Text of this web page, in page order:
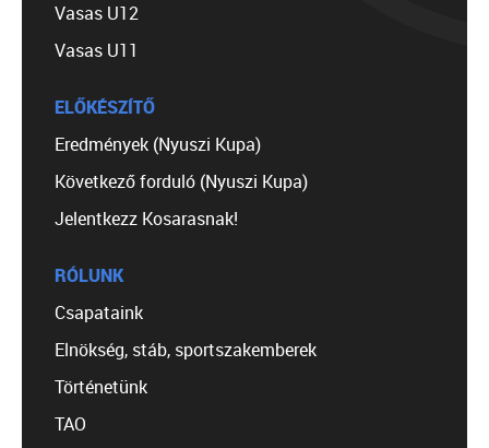
Vasas U12
Vasas U11
ELŐKÉSZÍTŐ
Eredmények (Nyuszi Kupa)
Következő forduló (Nyuszi Kupa)
Jelentkezz Kosarasnak!
RÓLUNK
Csapataink
Elnökség, stáb, sportszakemberek
Történetünk
TAO